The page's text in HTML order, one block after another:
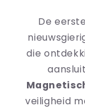
De
die
veiligheid